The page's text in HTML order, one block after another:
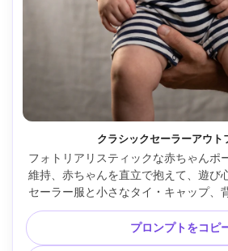
クラシックセーラーアウト
フォトリアリスティックな赤ちゃんポ
維持、赤ちゃんを直立で抱えて、遊び
セーラー服と小さなタイ・キャップ、
ジオ背景に控えめな質感、ソフトボ
光、Canon R6、85mm f/2、胸上構図
リアルルック、リアルな縫製と肌質、
プロンプトをコピ